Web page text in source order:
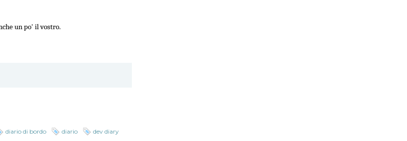
un po' il vostro.
diario di bordo diario
dev diary